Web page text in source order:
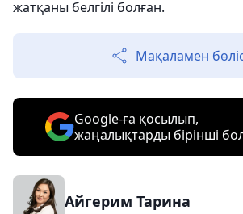
жатқаны белгілі болған.
Мақаламен
Google-ға қосылып,
жаңалықтарды бірінші
Айгерим Тарина